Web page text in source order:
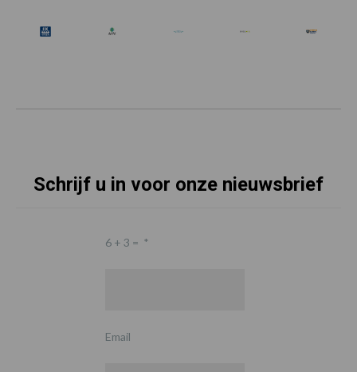
Schrijf u in voor onze nieuwsbrief
6 + 3 = *
Email